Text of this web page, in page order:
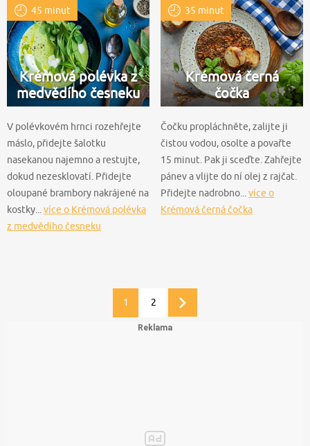
45 minut
Krémová polévka z
medvědího česneku
V polévkovém hrnci rozehřejte
máslo, přidejte šalotku
nasekanou najemno a restujte,
dokud nezesklovatí. Přidejte
oloupané brambory nakrájené na
kostky... více o Krémová polévka
z medvědího česneku
35 minut
Krémová černá
čočka
Čočku propláchněte, zalijte ji
čistou vodou, osolte a povařte
15 minut. Pak ji sceďte. Zahřejte
pánev a vlijte do ní olej z rajčat.
Přidejte nadrobno... více o
Krémová černá čočka
1 2
Další